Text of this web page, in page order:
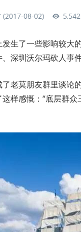
(2017-08-02) 5,542
生了一些影响较大
深圳沃尔玛砍人事
老莫朋友群里谈论
样感慨：“底层群